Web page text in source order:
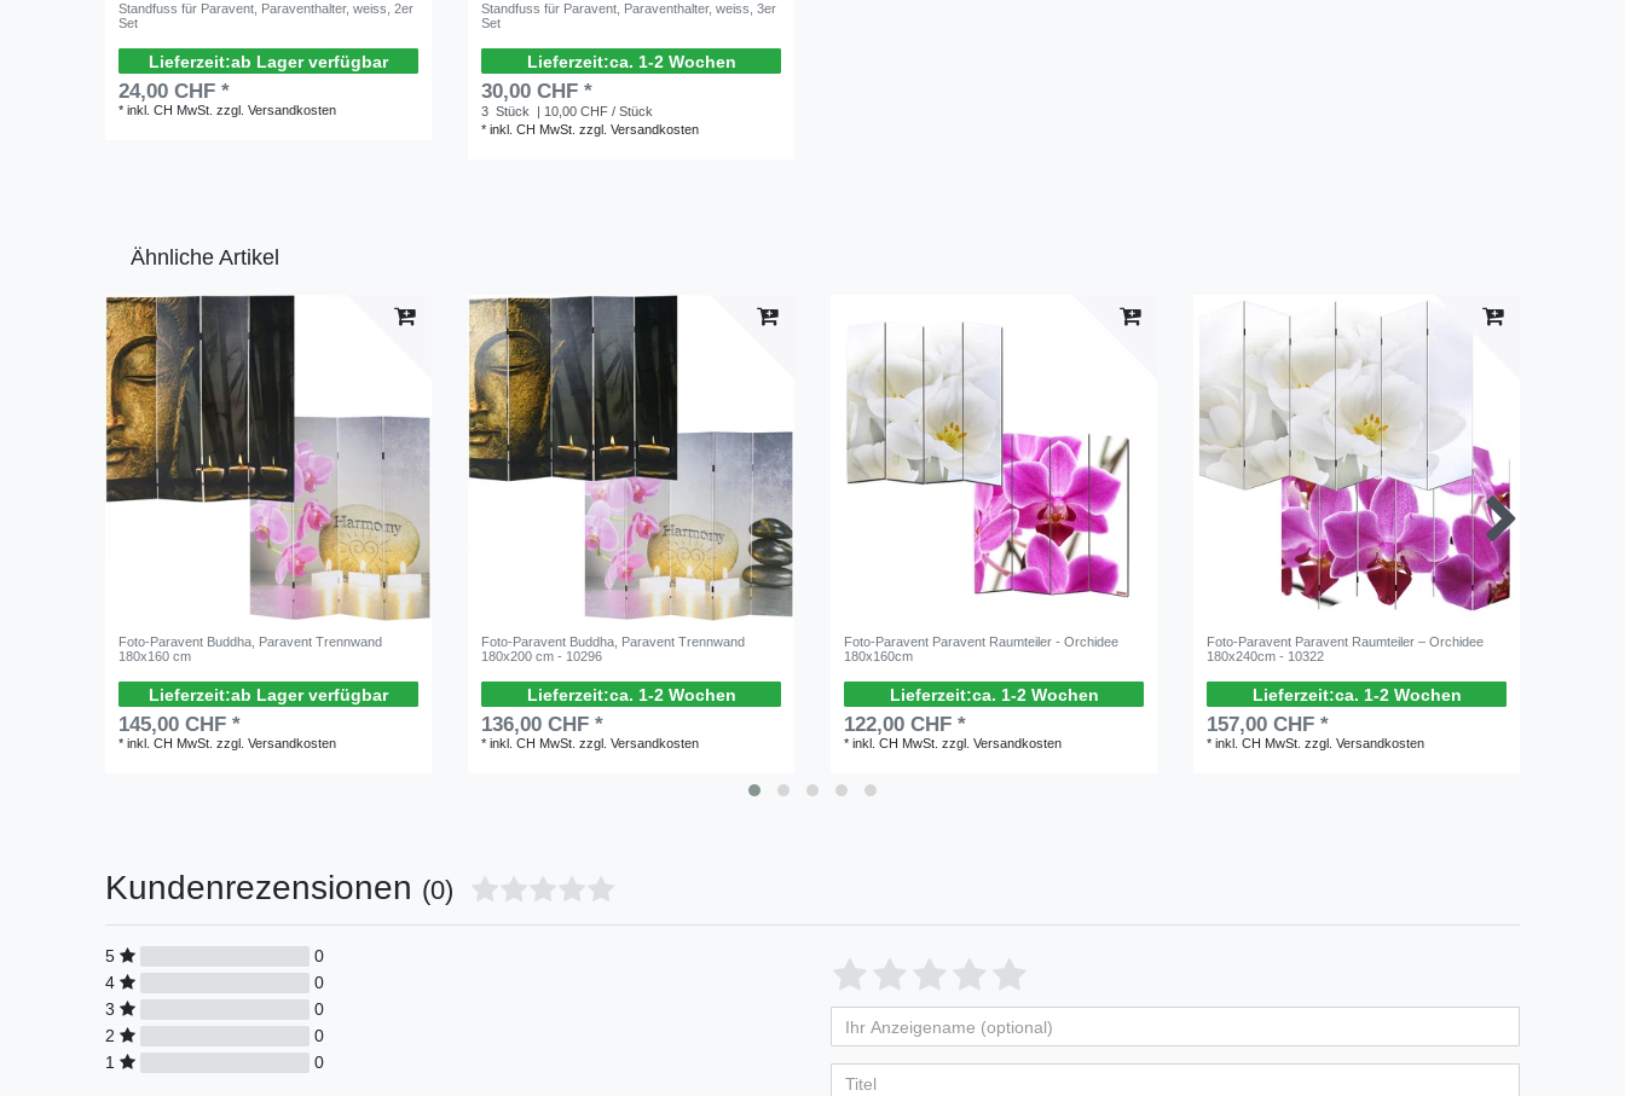
Standfuss für Paravent, Paraventhalter, weiss, 2er
Set
ab Lager verfügbar
24,00 CHF *
*inkl. CH MwSt. zzgl.Versandkosten
Standfuss für Paravent, Paraventhalter, weiss, 3er
Set
ca. 1-2 Wochen
30,00 CHF *
3 Stück
| 10,00 CHF / Stück
*inkl. CH MwSt. zzgl.Versandkosten
Ähnliche Artikel
Foto-Paravent Buddha, Paravent Trennwand
180x160 cm
ab Lager verfügbar
145,00 CHF *
*inkl. CH MwSt. zzgl.Versandkosten
Foto-Paravent Buddha, Paravent Trennwand
180x200 cm - 10296
ca. 1-2 Wochen
136,00 CHF *
*inkl. CH MwSt. zzgl.Versandkosten
Foto-Paravent Paravent Raumteiler - Orchidee
180x160cm
ca. 1-2 Wochen
122,00 CHF *
*inkl. CH MwSt. zzgl.Versandkosten
Foto-Paravent Paravent Raumteiler – Orchidee
180x240cm - 10322
ca. 1-2 Wochen
157,00 CHF *
*inkl. CH MwSt. zzgl.Versandkosten
Kundenrezensionen (0)
5
0
4
0
3
0
2
0
1
0
Bewertungssterne
von
5
4
von
5
3
von
5
2
von
5
1
von
5
Anzeigename